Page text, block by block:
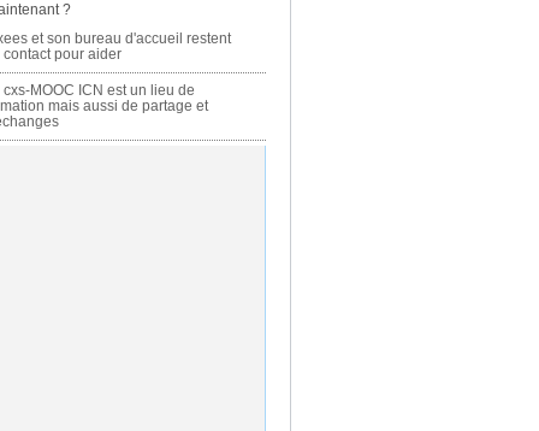
?
et son bureau d'accueil restent
contact pour aider
cxs-MOOC ICN est un lieu de
mais aussi de partage et